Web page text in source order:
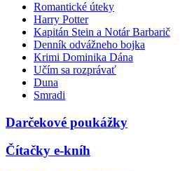
Romantické úteky
Harry Potter
Kapitán Stein a Notár Barbarič
Denník odvážneho bojka
Krimi Dominika Dána
Učím sa rozprávať
Duna
Smradi
Darčekové poukážky
Čítačky e-kníh